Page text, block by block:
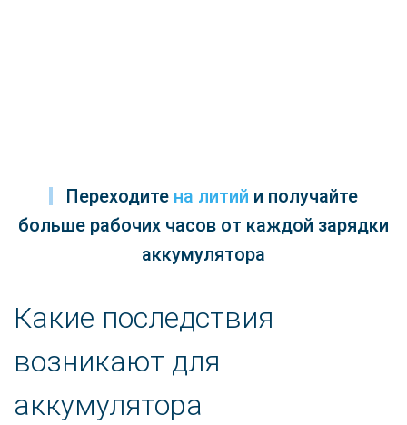
Переходите на литий и получайте
больше рабочих часов от каждой зарядки
аккумулятора
Какие последствия
возникают для
аккумулятора